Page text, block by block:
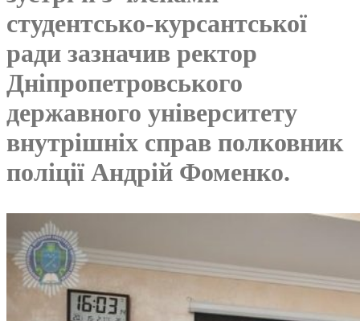
студентсько-курсантської
ради зазначив ректор
Дніпропетровського
державного університету
внутрішніх справ полковник
поліції Андрій Фоменко.